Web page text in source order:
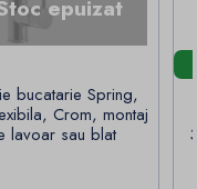
epuizat
bucatarie Spring,
Crom, montaj
lavoar sau blat